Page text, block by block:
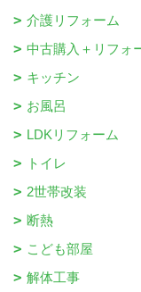
介護リフォーム
中古購入＋リフォ
キッチン
お風呂
LDKリフォーム
トイレ
2世帯改装
断熱
こども部屋
解体工事